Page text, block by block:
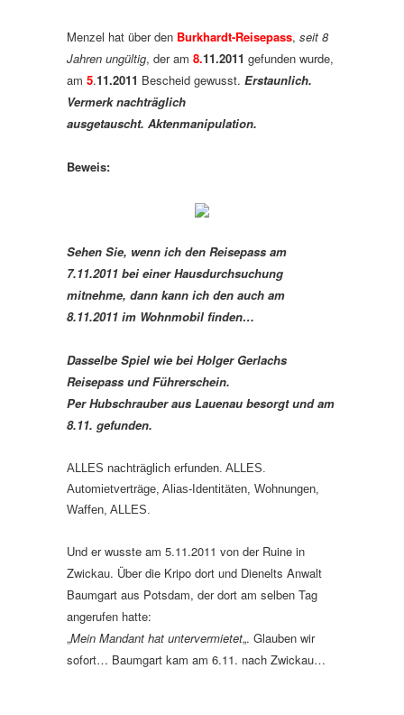
Menzel hat über den Burkhardt-Reisepass, seit 8
Jahren ungültig, der am 8.11.2011 gefunden wurde,
am 5.11.2011 Bescheid gewusst. Erstaunlich.
Vermerk nachträglich
ausgetauscht. Aktenmanipulation.
Beweis:
Sehen Sie, wenn ich den Reisepass am
7.11.2011 bei einer Hausdurchsuchung
mitnehme, dann kann ich den auch am
8.11.2011 im Wohnmobil finden…
Dasselbe Spiel wie bei Holger Gerlachs
Reisepass und Führerschein.
Per Hubschrauber aus Lauenau besorgt und am
8.11. gefunden.
ALLES nachträglich erfunden. ALLES.
Automietverträge, Alias-Identitäten, Wohnungen,
Waffen, ALLES.
Und er wusste am 5.11.2011 von der Ruine in
Zwickau. Über die Kripo dort und Dienelts Anwalt
Baumgart aus Potsdam, der dort am selben Tag
angerufen hatte:
„Mein Mandant hat untervermietet„. Glauben wir
sofort… Baumgart kam am 6.11. nach Zwickau…